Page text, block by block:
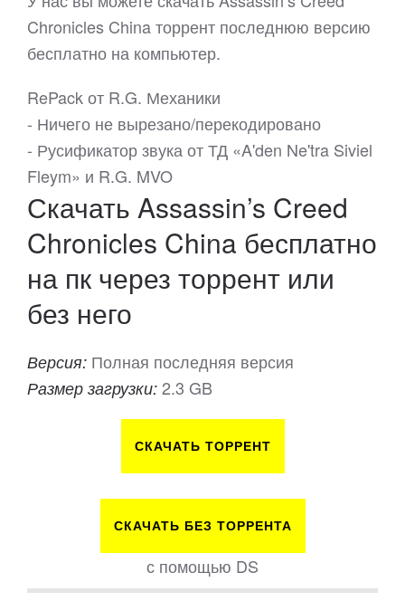
Chronicles China торрент последнюю версию
бесплатно на компьютер.
RePack от R.G. Механики
- Ничего не вырезано/перекодировано
- Русификатор звука от ТД «A'den Ne'tra Siviel
Fleym» и R.G. MVO
Скачать Assassin’s Creed
Chronicles China бесплатно
на пк через торрент или
без него
Версия: Полная последняя версия
Размер загрузки: 2.3 GB
СКАЧАТЬ ТОРРЕНТ
СКАЧАТЬ БЕЗ ТОРРЕНТА
с помощью DS